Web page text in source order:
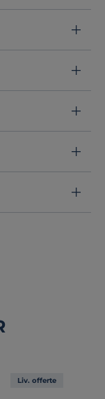
grand 2
ou convertible,
Liv. offerte